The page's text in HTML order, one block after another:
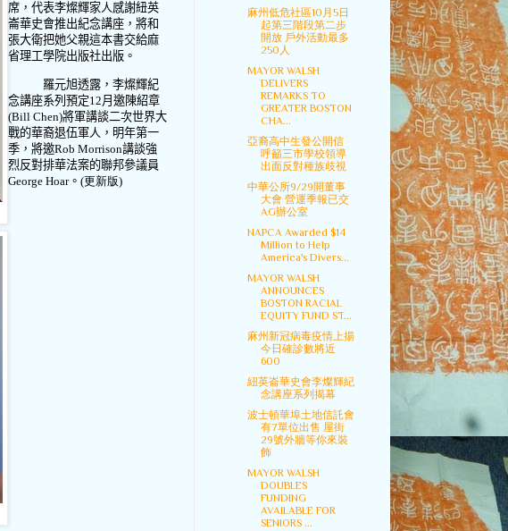
席，代表李燦輝家人感謝紐英
崙華史會推出紀念講座，將和
張大衛把她父親這本書交給麻
省理工學院出版社出版。
羅元旭透露，李燦輝紀
念講座系列預定12 月邀陳紹章
(Bill Chen)將軍講談二次世界大
戰的華裔退伍軍人，明年第一
季，將邀Rob Morrison講談強
烈反對排華法案的聯邦參議員
George Hoar。 (更新版)
麻州低危社區10月5日
起第三階段第二步
開放 戶外活動最多
250人
MAYOR WALSH
DELIVERS
REMARKS TO
GREATER BOSTON
CHA...
亞裔高中生發公開信
呼籲三市學校領導
出面反對種族歧視
中華公所9/29開董事
大會 營運季報已交
AG辦公室
NAPCA Awarded $14
Million to Help
America's Divers...
MAYOR WALSH
ANNOUNCES
BOSTON RACIAL
EQUITY FUND ST...
麻州新冠病毒疫情上揚
今日確診數將近
600
紐英崙華史會李燦輝紀
念講座系列揭幕
波士頓華埠土地信託會
有7單位出售 屋街
29號外牆等你來裝
飾
MAYOR WALSH
DOUBLES
FUNDING
AVAILABLE FOR
SENIORS ...